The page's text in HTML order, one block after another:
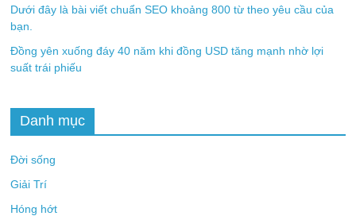
Dưới đây là bài viết chuẩn SEO khoảng 800 từ theo yêu cầu của
bạn.
Đồng yên xuống đáy 40 năm khi đồng USD tăng mạnh nhờ lợi
suất trái phiếu
Danh mục
Đời sống
Giải Trí
Hóng hớt